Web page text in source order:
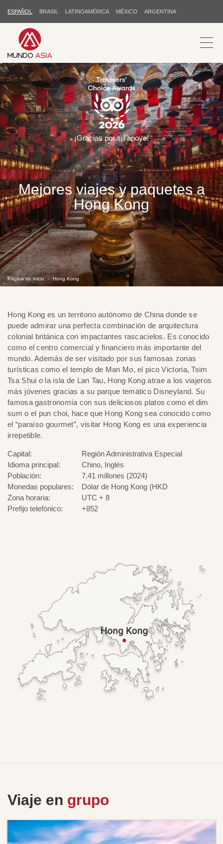
ESPAÑOL BRASIL LATINOAMÉRICA MÉXICO ARGENTINA
Mejores viajes y paquetes a
Hong Kong
Página de inicio Hong Kong
¡Gracias por su apoyo!
Hong Kong es un territorio autónomo de China donde se
puede admirar una perfecta combinación de arquitectura
colonial británica con impactantes rascacielos. Es conocido
como el centro comercial y financiero más importante del
mundo. Además de ser visitado por sus famosas zonas
turísticas como el templo de Man Mo, el pico Victoria, Tsim
Tsa Shui o la isla de Lan Tau, Hong Kong atrae a los viajeros
más jóvenes gracias a su parque temático Disneyland. Su
famosa gastronomía con sus deliciosos platos como el dim
sum o el pun choi, hace que Hong Kong sea conocido como
el “paraíso gourmet”, visitar Hong Kong es una experiencia
irrepetible.
Capital:
Región Administrativa Especial
Idioma principal:
Chino, Inglés
Población:
7.41 millones (2024)
Monedas populares:
Dólar de Hong Kong (HKD
Zona horaria:
UTC + 8
Prefijo telefónico:
+852
Viaje en grupo